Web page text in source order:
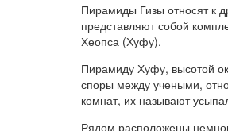
Пирамиды Гизы относят к
представляют собой
Хеопса (Хуфу).
Пирамиду Хуфу, высотой
споры между учеными,
комнат, их называют
Рядом расположены